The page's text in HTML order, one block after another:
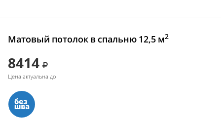
Матовый потолок в спальню 12,5 м2
8414
Цена актуальна до